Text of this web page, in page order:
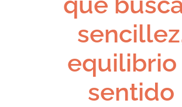
equilibrio
sentido